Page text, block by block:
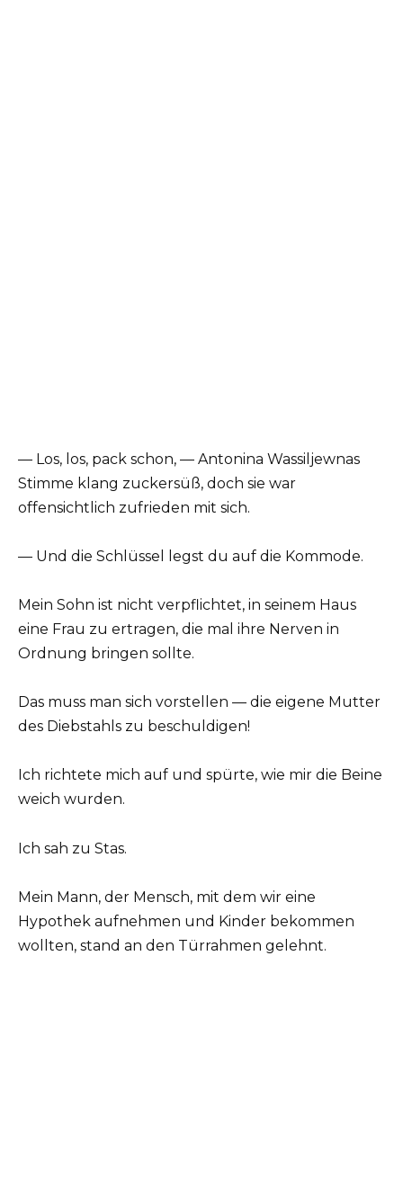
— Los, los, pack schon, — Antonina Wassiljewnas
Stimme klang zuckersüß, doch sie war
offensichtlich zufrieden mit sich.
— Und die Schlüssel legst du auf die Kommode.
Mein Sohn ist nicht verpflichtet, in seinem Haus
eine Frau zu ertragen, die mal ihre Nerven in
Ordnung bringen sollte.
Das muss man sich vorstellen — die eigene Mutter
des Diebstahls zu beschuldigen!
Ich richtete mich auf und spürte, wie mir die Beine
weich wurden.
Ich sah zu Stas.
Mein Mann, der Mensch, mit dem wir eine
Hypothek aufnehmen und Kinder bekommen
wollten, stand an den Türrahmen gelehnt.